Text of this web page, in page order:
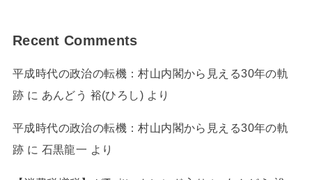
Recent Comments
平成時代の政治の転機：村山内閣から見える30年の軌
跡 に あんどう 裕(ひろし) より
平成時代の政治の転機：村山内閣から見える30年の軌
跡 に 石黒龍一 より